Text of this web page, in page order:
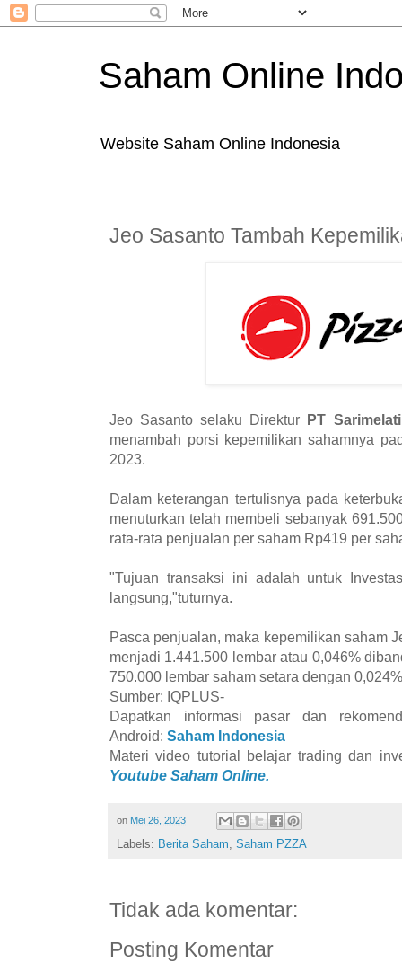
Saham Online
Website Saham Online Indonesia
Jeo Sasanto Tambah
Jeo Sasanto selaku Direktur PT
menambah porsi kepemilikan sahamnya
2023.
Dalam keterangan tertulisnya pada
menuturkan telah membeli sebanyak
rata-rata penjualan per saham Rp419 per
"Tujuan transaksi ini adalah untuk
langsung,"tuturnya.
Pasca penjualan, maka kepemilikan saham
menjadi 1.441.500 lembar atau 0,046%
750.000 lembar saham setara dengan
Sumber: IQPLUS-
Dapatkan informasi pasar dan
Android: Saham Indonesia
Materi video tutorial belajar trading dan
Youtube Saham Online.
on Mei 26, 2023
Labels: Berita Saham, Saham PZZA
Tidak ada komentar:
Posting Komentar